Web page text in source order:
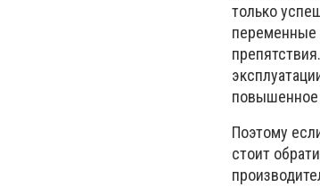
только
переменные
повышенное
Поэтому
стоит